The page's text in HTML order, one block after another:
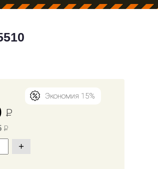
Экономия 15%
Р
Р
+